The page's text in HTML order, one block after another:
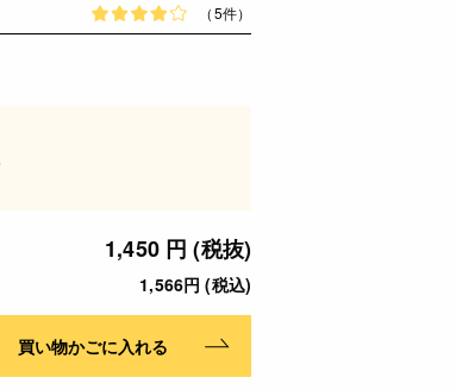
（5件）
1,450 円 (税抜)
1,566円 (税込)
買い物かごに入れる